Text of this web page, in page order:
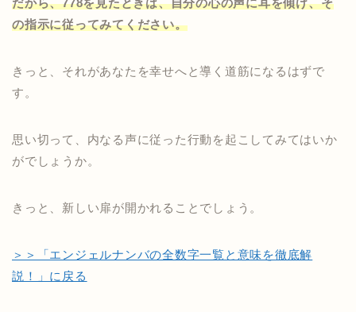
だから、778を見たときは、自分の心の声に耳を傾け、そ
の指示に従ってみてください。
きっと、それがあなたを幸せへと導く道筋になるはずで
す。
思い切って、内なる声に従った行動を起こしてみてはいか
がでしょうか。
きっと、新しい扉が開かれることでしょう。
＞＞「エンジェルナンバの全数字一覧と意味を徹底解
説！」に戻る